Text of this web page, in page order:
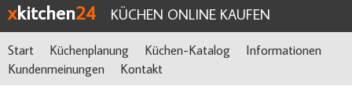
xkitchen24 KÜCHEN ONLINE KAUFEN
Start Küchenplanung Küchen-Katalog
Informationen
Kundenmeinungen
Kontakt